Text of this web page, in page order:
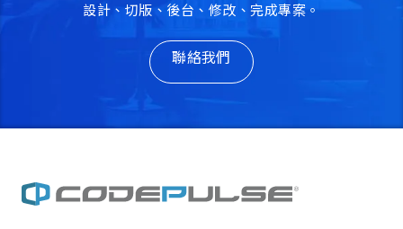
設計、切版、後台、修改、完成專案。
聯絡我們